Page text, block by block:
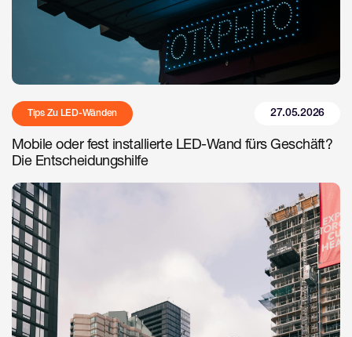
Tips Zu LED-Wänden 27.05.2026
Mobile oder fest installierte LED-Wand fürs Geschäft?
Die Entscheidungshilfe